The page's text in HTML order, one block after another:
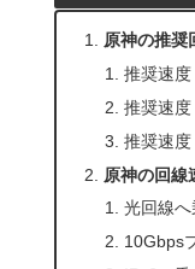
原神の推奨
推奨速度
推奨速度
推奨速度
原神の回線
光回線へ
10Gbps